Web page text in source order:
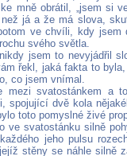
mně obrátil, „jsem si
já a že má slova,
ve chvíli, kdy
svého světla.
jsem to nevyjádřil
řekl, jaká fakta to
co jsem vnímal.
mezi svatostánkem a
spojující dvě kola
toto pomyslné živé
ve svatostánku silně
jeho pulsu
stěny se náhle silně